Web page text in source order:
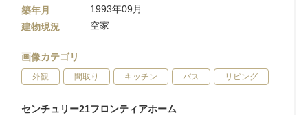
築年月
1993年09月
建物現況
空家
画像カテゴリ
外観 間取り キッチン バス リビング
センチュリー21フロンティアホーム